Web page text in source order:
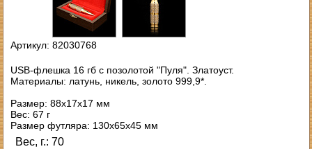
Артикул: 82030768
USB-флешка 16 гб с позолотой "Пуля". Златоуст.
Материалы: латунь, никель, золото 999,9*.
Размер: 88х17х17 мм
Вес: 67 г
Размер футляра: 130х65х45 мм
Вес, г.: 70